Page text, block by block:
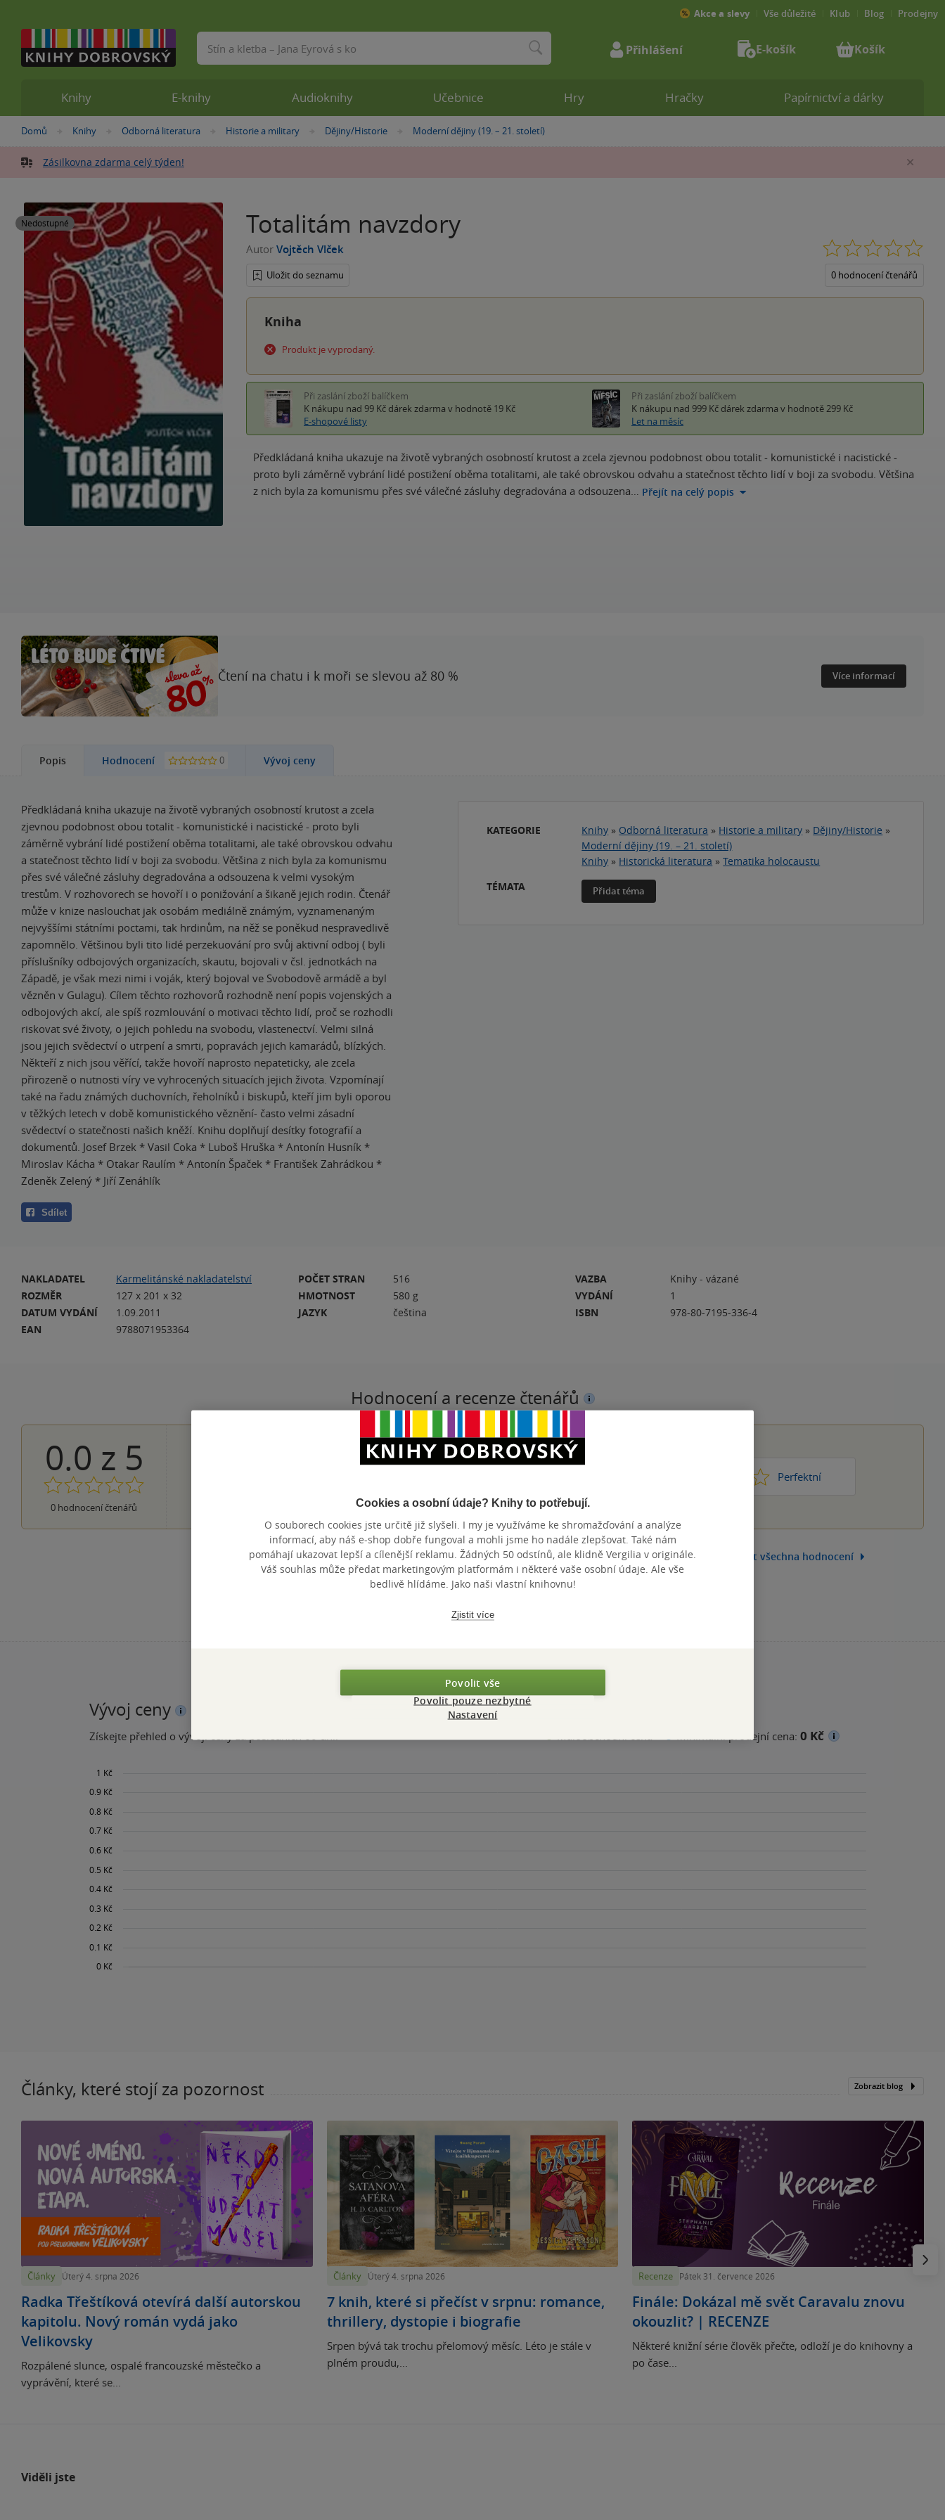
Nacházíte
zde:
Domů »
Knihy »
Odborná literatura »Historie a military »
Dějiny/Historie »
Moderní dějiny (19. – 21. století)
Zásilkovna zdarma celý týden!
Nedostupné Totalitám navzdory
Autor Vojtěch Vlček
Uložit do seznamu 0 hodnocení čtenářů
Kniha
Produkt je vyprodaný.
Při zaslání zboží balíčkem
K nákupu nad 99 Kč dárek zdarma v hodnotě 19 Kč
E-shopové listy
Při zaslání zboží balíčkem
K nákupu nad 999 Kč dárek zdarma v hodnotě 299 Kč
Let na měsíc
Předkládaná kniha ukazuje na životě vybraných osobností krutost a zcela zjevnou podobnost obou totalit - komunistické i nacistické -
proto byli záměrně vybrání lidé postižení oběma totalitami, ale také obrovskou odvahu a statečnost těchto lidí v boji za svobodu. Většina
z nich byla za komunismu přes své válečné zásluhy degradována a odsouzena… Přejít na celý popis
Čtení na chatu i k moři se slevou až 80 % Více informací
Popis Hodnocení 0 Vývoj ceny
Předkládaná kniha ukazuje na životě vybraných osobností krutost a zcela
zjevnou podobnost obou totalit - komunistické i nacistické - proto byli
záměrně vybrání lidé postižení oběma totalitami, ale také obrovskou odvahu
a statečnost těchto lidí v boji za svobodu. Většina z nich byla za komunismu
přes své válečné zásluhy degradována a odsouzena k velmi vysokým
trestům. V rozhovorech se hovoří i o ponižování a šikaně jejich rodin. Čtenář
může v knize naslouchat jak osobám mediálně známým, vyznamenaným
nejvyššími státními poctami, tak hrdinům, na něž se poněkud nespravedlivě
zapomnělo. Většinou byli tito lidé perzekuování pro svůj aktivní odboj ( byli
příslušníky odbojových organizacích, skautu, bojovali v čsl. jednotkách na
Západě, je však mezi nimi i voják, který bojoval ve Svobodově armádě a byl
vězněn v Gulagu). Cílem těchto rozhovorů rozhodně není popis vojenských a
odbojových akcí, ale spíš rozmlouvání o motivaci těchto lidí, proč se rozhodli
riskovat své životy, o jejich pohledu na svobodu, vlastenectví. Velmi silná
jsou jejich svědectví o utrpení a smrti, popravách jejich kamarádů, blízkých.
Někteří z nich jsou věřící, takže hovoří naprosto nepateticky, ale zcela
přirozeně o nutnosti víry ve vyhrocených situacích jejich života. Vzpomínají
také na řadu známých duchovních, řeholníků i biskupů, kteří jim byli oporou
v těžkých letech v době komunistického věznění- často velmi zásadní
svědectví o statečnosti našich kněží. Knihu doplňují desítky fotografií a
dokumentů. Josef Brzek * Vasil Coka * Luboš Hruška * Antonín Husník *
Miroslav Kácha * Otakar Raulím * Antonín Špaček * František Zahrádkou *
Zdeněk Zelený * Jiří Zenáhlík
Sdílet
KATEGORIE Knihy » Odborná literatura » Historie a military » Dějiny/Historie »
Moderní dějiny (19. – 21. století)
Knihy » Historická literatura »Tematika holocaustu
TÉMATA
Přidat téma
NAKLADATEL
Karmelitánské nakladatelství
ROZMĚR
127 x 201 x 32
DATUM VYDÁNÍ
1.09.2011
EAN
9788071953364
POČET STRAN
516
HMOTNOST
580 g
JAZYK
čeština
VAZBA
Knihy - vázané
VYDÁNÍ
1
ISBN
978-80-7195-336-4
Hodnocení a recenze čtenářů
0.0 z 5
0 hodnocení čtenářů
Perfektní
Zobrazit všechna hodnocení
Vývoj ceny
Získejte přehled o vývoji ceny za posledních 60 dní. Minimální prodejní cena: 0 Kč
Články, které stojí za pozornost Zobrazit blog
Články Úterý 4. srpna 2026
Radka Třeštíková otevírá další autorskou
kapitolu. Nový román vydá jako
Velikovsky
Rozpálené slunce, ospalé francouzské městečko a
vyprávění, které se...
Články Úterý 4. srpna 2026
7 knih, které si přečíst v srpnu: romance,
thrillery, dystopie i biografie
Srpen bývá tak trochu přelomový měsíc. Léto je stále v
plném proudu,...
Recenze Pátek 31. července 2026
Finále: Dokázal mě svět Caravalu znovu
okouzlit? | RECENZE
Některé knižní série člověk přečte, odloží je do knihovny a
po čase...
Knihy E-knihy Audioknihy Učebnice Hry Hračky Papírnictví a dárky
Akce a slevy Vše důležité Klub Blog Prodejny
Vyhledávání Přihlášení E-košík Košík
Viděli jste
Cookies a osobní údaje? Knihy to potřebují.
O souborech cookies jste určitě již slyšeli. I my je využíváme ke shromažďování a analýze
informací, aby náš e-shop dobře fungoval a mohli jsme ho nadále zlepšovat. Také nám
pomáhají ukazovat lepší a cílenější reklamu. Žádných 50 odstínů, ale klidně Vergilia v originále.
Váš souhlas může předat marketingovým platformám i některé vaše osobní údaje. Ale vše
bedlivě hlídáme. Jako naši vlastní knihovnu!
Zjistit více
Povolit vše
Povolit pouze nezbytné
Nastavení